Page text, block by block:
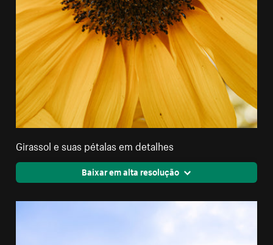
Girassol e suas pétalas em detalhes
Baixar em alta resolução